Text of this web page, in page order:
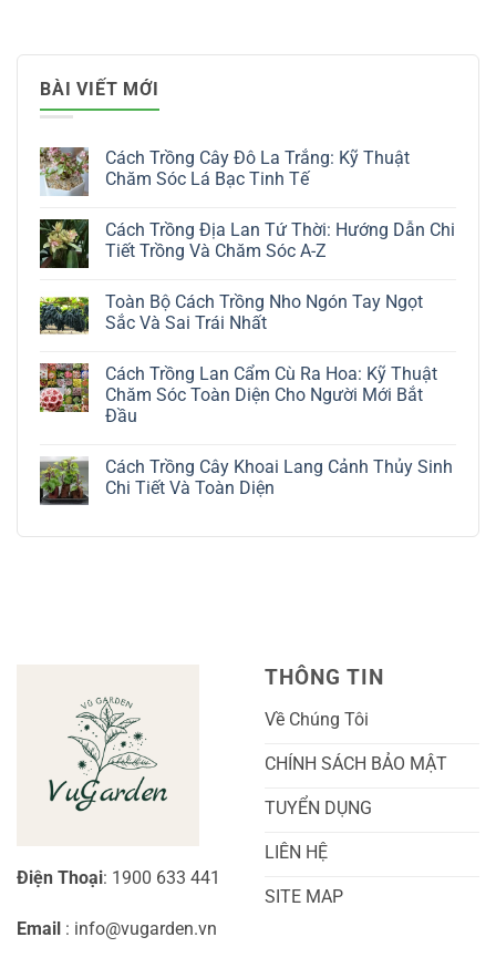
BÀI VIẾT MỚI
Cách Trồng Cây Đô La Trắng: Kỹ Thuật
Chăm Sóc Lá Bạc Tinh Tế
bình
luận
Cây
Đô
La
Thuật
Chăm
Sóc
Lá
Tế
Cách Trồng Địa Lan Tứ Thời: Hướng Dẫn Chi
Tiết Trồng Và Chăm Sóc A-Z
bình
luận
ở
Địa
Lan
Tứ
Thời:
Chi
Tiết
Trồng
Toàn Bộ Cách Trồng Nho Ngón Tay Ngọt
Sắc Và Sai Trái Nhất
bình
luận
ở
Toàn
Trồng
Nho
Ngón
Cách Trồng Lan Cẩm Cù Ra Hoa: Kỹ Thuật
Chăm Sóc Toàn Diện Cho Người Mới Bắt
Đầu
bình
luận
ở
Lan
Cho
Người
Mới
Bắt
Đầu
Cách Trồng Cây Khoai Lang Cảnh Thủy Sinh
Chi Tiết Và Toàn Diện
bình
Chi
Tiết
Và
Toàn
Diện
Điện Thoại: 1900 633 441
Email : info@vugarden.vn
THÔNG TIN
Về Chúng Tôi
CHÍNH SÁCH BẢO MẬT
TUYỂN DỤNG
LIÊN HỆ
SITE MAP